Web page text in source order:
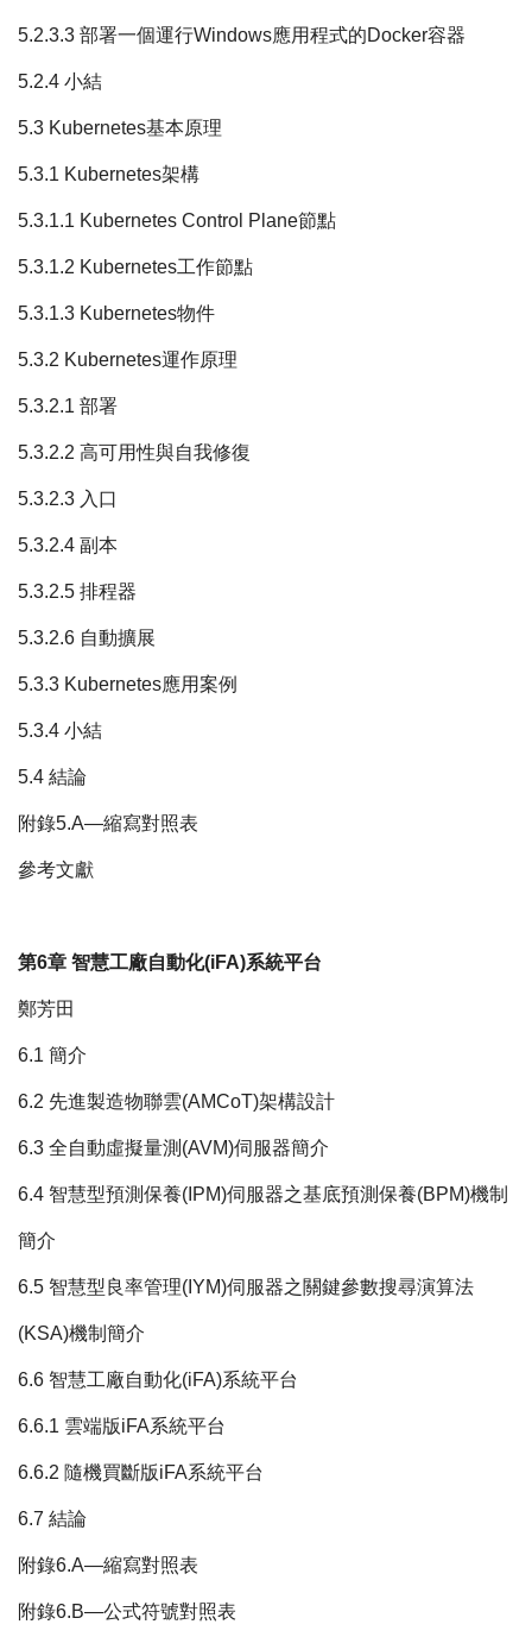
5.2.3.3 部署一個運行Windows應用程式的Docker容器
5.2.4 小結
5.3 Kubernetes基本原理
5.3.1 Kubernetes架構
5.3.1.1 Kubernetes Control Plane節點
5.3.1.2 Kubernetes工作節點
5.3.1.3 Kubernetes物件
5.3.2 Kubernetes運作原理
5.3.2.1 部署
5.3.2.2 高可用性與自我修復
5.3.2.3 入口
5.3.2.4 副本
5.3.2.5 排程器
5.3.2.6 自動擴展
5.3.3 Kubernetes應用案例
5.3.4 小結
5.4 結論
附錄5.A—縮寫對照表
參考文獻
第6章 智慧工廠自動化(iFA)系統平台
鄭芳田
6.1 簡介
6.2 先進製造物聯雲(AMCoT)架構設計
6.3 全自動虛擬量測(AVM)伺服器簡介
6.4 智慧型預測保養(IPM)伺服器之基底預測保養(BPM)機制
簡介
6.5 智慧型良率管理(IYM)伺服器之關鍵參數搜尋演算法
(KSA)機制簡介
6.6 智慧工廠自動化(iFA)系統平台
6.6.1 雲端版iFA系統平台
6.6.2 隨機買斷版iFA系統平台
6.7 結論
附錄6.A—縮寫對照表
附錄6.B—公式符號對照表